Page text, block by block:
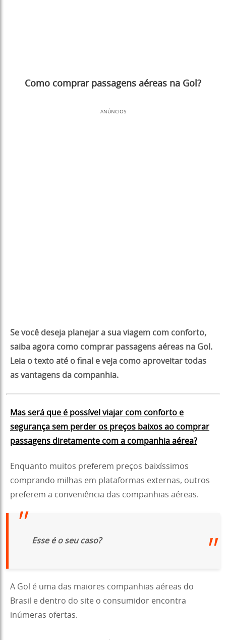
Como comprar passagens aéreas na Gol?
ANÚNCIOS
Se você deseja planejar a sua viagem com conforto,
saiba agora como comprar passagens aéreas na Gol.
Leia o texto até o final e veja como aproveitar todas
as vantagens da companhia.
Mas será que é possível viajar com conforto e
segurança sem perder os preços baixos ao comprar
passagens diretamente com a companhia aérea?
Enquanto muitos preferem preços baixíssimos
comprando milhas em plataformas externas, outros
preferem a conveniência das companhias aéreas.
Esse é o seu caso?
A Gol é uma das maiores companhias aéreas do
Brasil e dentro do site o consumidor encontra
inúmeras ofertas.